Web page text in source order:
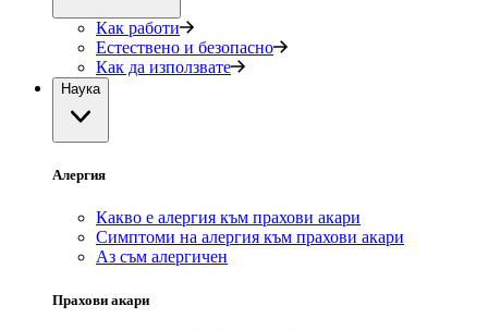
Как работи
Естествено и безопасно
Как да използвате
Наука
Алергия
Какво е алергия към прахови акари
Симптоми на алергия към прахови акари
Аз съм алергичен
Прахови акари